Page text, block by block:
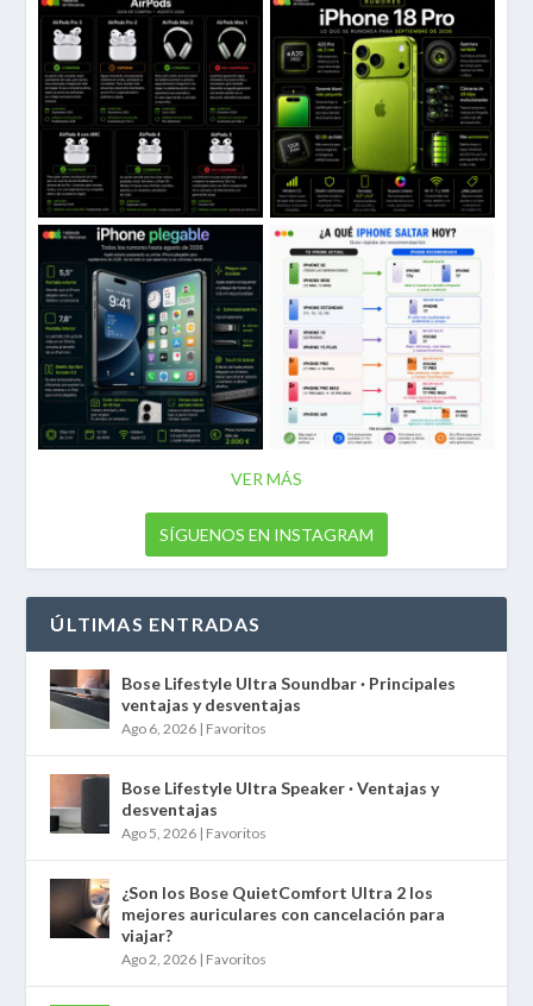
VER MÁS
SÍGUENOS EN INSTAGRAM
ÚLTIMAS ENTRADAS
Bose Lifestyle Ultra Soundbar · Principales
ventajas y desventajas
Ago 6, 2026 | Favoritos
Bose Lifestyle Ultra Speaker · Ventajas y
desventajas
Ago 5, 2026 | Favoritos
¿Son los Bose QuietComfort Ultra 2 los
mejores auriculares con cancelación para
viajar?
Ago 2, 2026 | Favoritos